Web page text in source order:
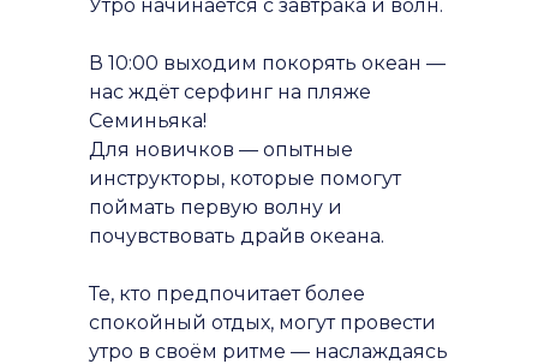
Утро начинается с завтрака и волн.
В 10:00 выходим покорять океан —
нас ждёт серфинг на пляже
Семиньяка!
Для новичков — опытные
инструкторы, которые помогут
поймать первую волну и
почувствовать драйв океана.
Те, кто предпочитает более
спокойный отдых, могут провести
утро в своём ритме — наслаждаясь